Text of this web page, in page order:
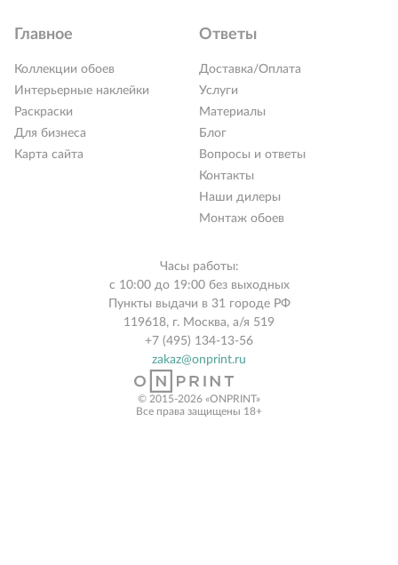
Главное
Коллекции обоев
Интерьерные наклейки
Раскраски
Для бизнеса
Карта сайта
Ответы
Доставка/Оплата
Услуги
Материалы
Блог
Вопросы и ответы
Контакты
Наши дилеры
Монтаж обоев
Часы работы:
с 10:00 до 19:00 без выходных
Пункты выдачи в 31 городе РФ
119618, г. Москва, а/я 519
+7 (495) 134-13-56
zakaz@onprint.ru
© 2015-2026 «ONPRINT»
Все права защищены 18+‎